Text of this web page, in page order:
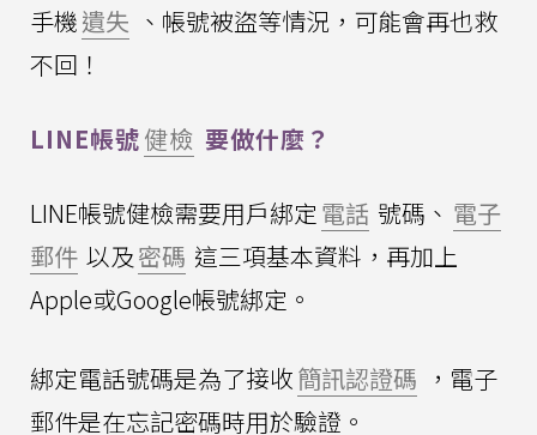
手機遺失 、帳號被盜等情況，可能會再也救
不回！
LINE帳號健檢 要做什麼？
LINE帳號健檢需要用戶綁定 電話 號碼、 電子
郵件 以及密碼 這三項基本資料，再加上
Apple或Google帳號綁定。
綁定電話號碼是為了接收簡訊認證碼 ，電子
郵件是在忘記密碼時用於驗證。